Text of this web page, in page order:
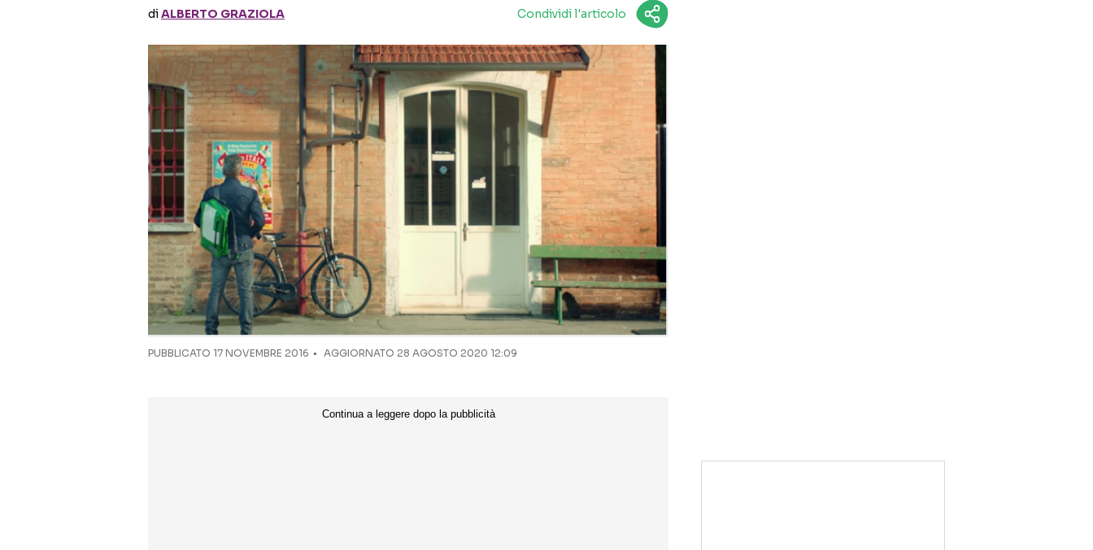
diALBERTO GRAZIOLA Condividi l'articolo
PUBBLICATO 17 NOVEMBRE 2016 AGGIORNATO 28 AGOSTO 2020 12:09